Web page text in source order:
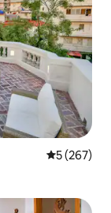
5 (267)